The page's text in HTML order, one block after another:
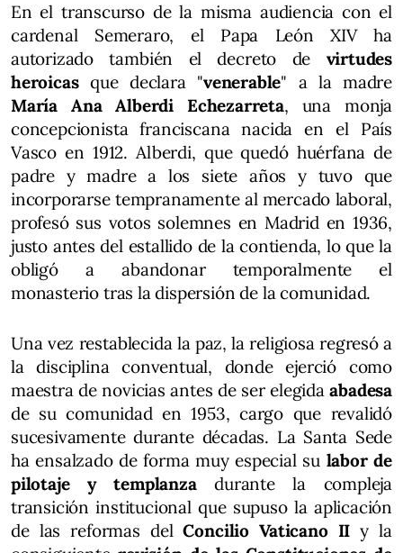
En el transcurso de la misma audiencia con el
cardenal Semeraro, el Papa León XIV ha
autorizado también el decreto de virtudes
heroicasque declara "venerable" a la madre
María Ana Alberdi Echezarreta, una monja
concepcionista franciscana nacida en el País
Vasco en 1912. Alberdi, que quedó huérfana de
padre y madre a los siete años y tuvo que
incorporarse tempranamente al mercado laboral,
profesó sus votos solemnes en Madrid en 1936,
justo antes del estallido de la contienda, lo que la
obligó a abandonar temporalmente el
monasterio tras la dispersión de la comunidad.
Una vez restablecida la paz, la religiosa regresó a
la disciplina conventual, donde ejerció como
maestra de novicias antes de ser elegidaabadesa
de su comunidad en 1953, cargo que revalidó
sucesivamente durante décadas. La Santa Sede
ha ensalzado de forma muy especial su labor de
pilotaje y templanzadurante la compleja
transición institucional que supuso la aplicación
de las reformas delConcilio Vaticano IIy la